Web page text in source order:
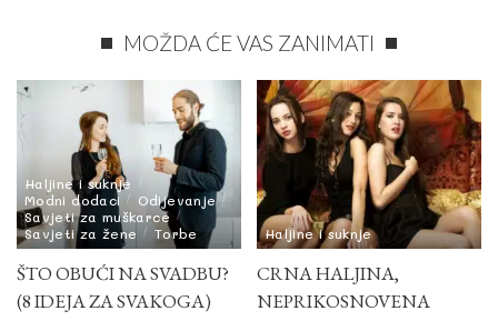
MOŽDA ĆE VAS ZANIMATI
Haljine i suknje
Modni dodaci
Odijevanje
Savjeti za muškarce
Savjeti za žene
Torbe
ŠTO OBUĆI NA SVADBU?
(8 IDEJA ZA SVAKOGA)
Haljine i suknje
CRNA HALJINA,
NEPRIKOSNOVENA